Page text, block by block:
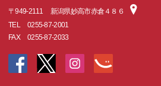
〒949-2111
新潟県妙高市赤倉４８６
TEL
0255-87-2001
FAX
0255-87-2033